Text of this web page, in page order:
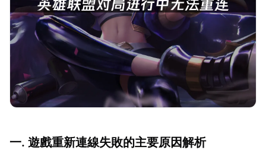
一. 遊戲重新連線失敗的主要原因解析